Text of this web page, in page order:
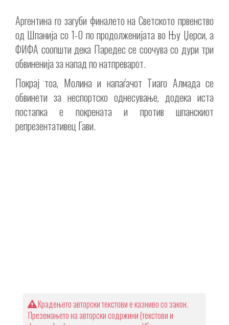
Аргентина го загуби финалето на Светското првенство
од Шпанија со 1-0 по продолженијата во Њу Џерси, а
ФИФА соопшти дека Паредес се соочува со дури три
обвиненија за напад по натпреварот.
Покрај тоа, Молина и напаѓачот Тиаго Алмада се
обвинети за неспортско однесување, додека иста
постапка е покрената и против шпанскиот
репрезентативец Гави.
Крадењето авторски текстови е казниво со закон.
Преземањето на авторски содржини (текстови и